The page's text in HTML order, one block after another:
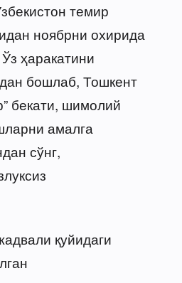
темир
ноябрни охирида
ҳаракатини
бошлаб, Тошкент
бекати, шимолий
амалга
сўнг,
қуйидаги